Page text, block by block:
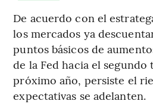
De acuerdo con el
los mercados ya
puntos básicos de
de la Fed hacia el
próximo año, persiste el
expectativas se adelanten.